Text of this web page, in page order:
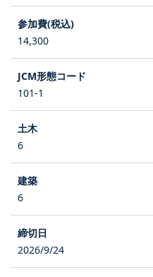
14,300
101-1
6
6
2026/9/24